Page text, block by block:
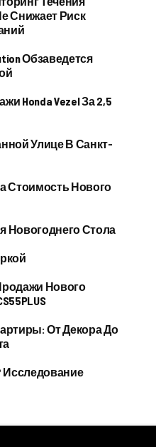
Снижает Риск
Обзаведется
Honda Vezel За 2,5
Улице В Санкт-
Стоимость Нового
Новогоднего Стола
Нового
От Декора До
Исследование